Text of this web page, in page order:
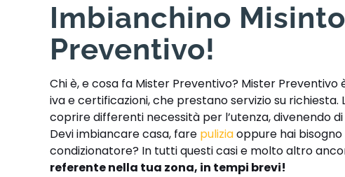
Imbianchino
Preventivo!
Chi è, e cosa fa Mister Preventivo? Mister Preventivo
iva e certificazioni, che prestano servizio su
coprire differenti necessità per l’utenza, divenendo
Devi imbiancare casa, fare puliziaoppure hai
condizionatore? In tutti questi casi e molto altro
referente nella tua zona, in tempi brevi!